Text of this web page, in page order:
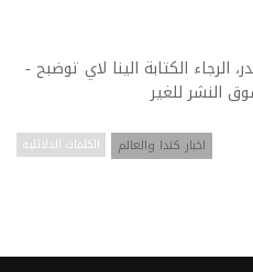
الرجاء الكتابة الينا لاي توضبح -
النشر للغير
الكلمات الدلائليه اخبار كندا والعالم